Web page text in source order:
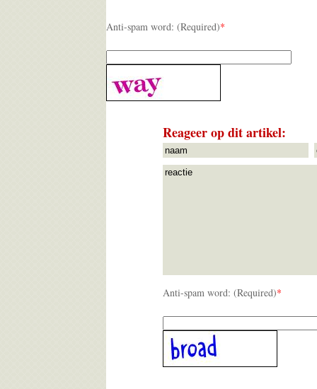
Anti-spam word: (Required)*
Reageer op dit artikel:
Anti-spam word: (Required)*